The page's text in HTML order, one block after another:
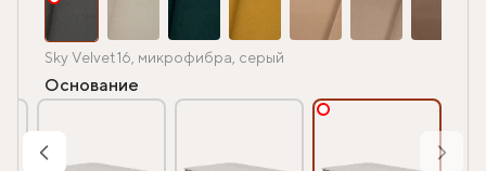
Sky Velvet 16, микрофибра, серый
Основание